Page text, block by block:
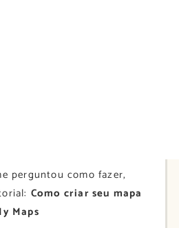
perguntou como fazer,
Como criar seu mapa
Maps